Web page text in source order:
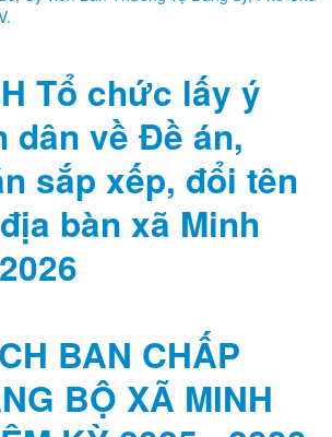
Tổ chức lấy ý
về Đề án,
sắp xếp, đổi tên
bàn xã Minh
BAN CHẤP
BỘ XÃ MINH
KỲ 2025 - 2030.